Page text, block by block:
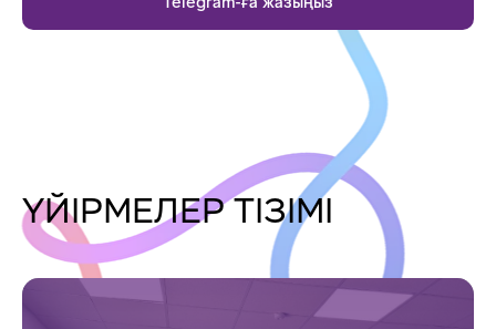
ҮЙІРМЕЛЕР ТІЗІМІ